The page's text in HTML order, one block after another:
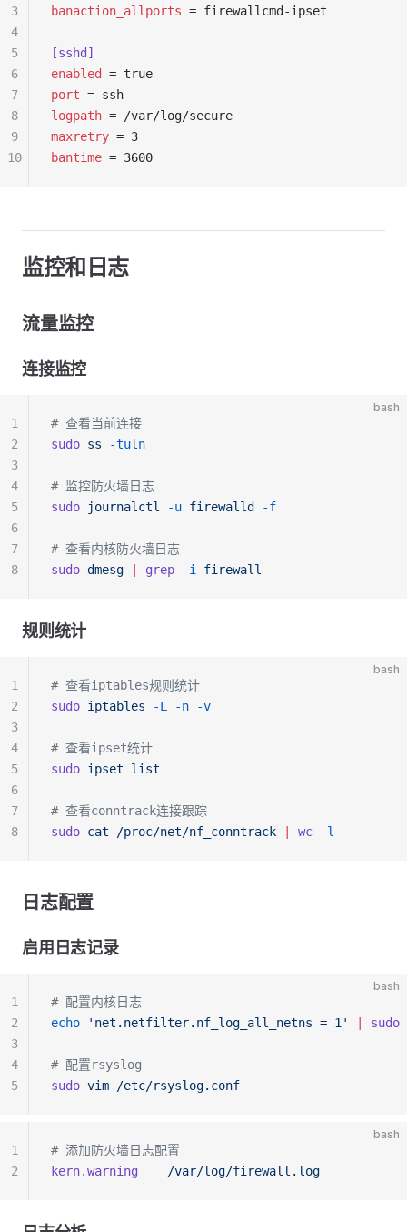
banaction_allports = firewallcmd-ipset
[sshd]
enabled
= true
port = ssh
logpath = /var/log/secure
maxretry = 3
bantime = 3600
3
4
5
6
7
8
9
10
监控和日志
流量监控
连接监控
bash
# 查看当前连接
sudo ss -tuln
# 监控防火墙日志
sudo journalctl -u firewalld -f
# 查看内核防火墙日志
sudo dmesg grep -i firewall
1
2
3
4
5
6
7
8
规则统计
bash
# 查看iptables规则统计
sudo iptables -L -n -v
# 查看ipset统计
sudo ipset list
# 查看conntrack连接跟踪
sudo cat /proc/net/nf_conntrack wc -l
1
2
3
4
5
6
7
8
日志配置
启用日志记录
bash
# 配置内核日志
echo 'net.netfilter.nf_log_all_netns = 1' sudo
# 配置rsyslog
sudo vim /etc/rsyslog.conf
1
2
3
4
5
bash
# 添加防火墙日志配置
kern.warning
    /var/log/firewall.log
1
2